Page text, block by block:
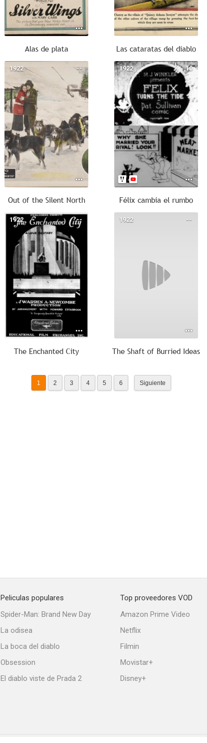
Alas de plata Las cataratas del diablo
--
1922
Out of the Silent North
10
1922
Félix cambia el rumbo
--
1922
The Enchanted City
--
1922
The Shaft of Burried Ideas
1 2 3 4 5 6 Siguiente
Peliculas populares
Spider-Man: Brand New Day
La odisea
La boca del diablo
Obsession
El diablo viste de Prada 2
Top proveedores VOD
Amazon Prime Video
Netflix
Filmin
Movistar+
Disney+